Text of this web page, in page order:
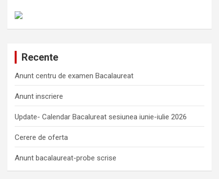
Recente
Anunt centru de examen Bacalaureat
Anunt inscriere
Update- Calendar Bacalureat sesiunea iunie-iulie 2026
Cerere de oferta
Anunt bacalaureat-probe scrise